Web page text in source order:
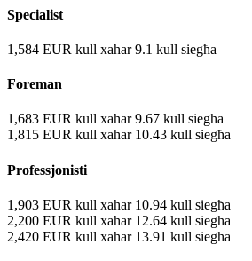
Specialist
1,584 EUR kull xahar9.1 kull siegħa
Foreman
1,683 EUR kull xahar9.67 kull siegħa
1,815 EUR kull xahar 10.43 kull siegħa
Professjonisti
1,903 EUR kull xahar 10.94 kull siegħa
2,200 EUR kull xahar 12.64 kull siegħa
2,420 EUR kull xahar 13.91 kull siegħa